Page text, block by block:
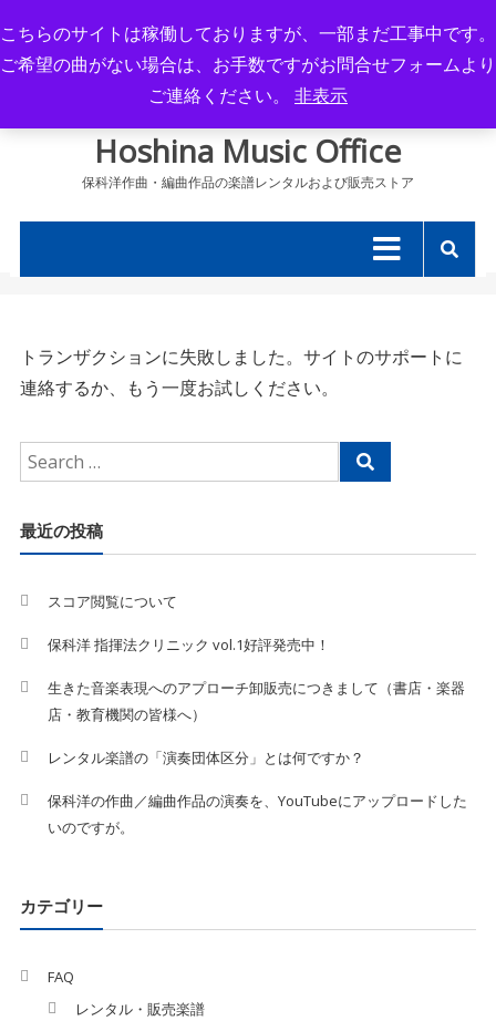
to
content
Hoshina Music Office
保科洋作曲・編曲作品の楽譜レンタルおよび販売ストア
トランザクションに失敗しました。サイトのサポートに
連絡するか、もう一度お試しください。
最近の投稿
スコア閲覧について
保科洋 指揮法クリニック vol.1好評発売中！
生きた音楽表現へのアプローチ卸販売につきまして（書店・楽器
店・教育機関の皆様へ）
レンタル楽譜の「演奏団体区分」とは何ですか？
保科洋の作曲／編曲作品の演奏を、YouTubeにアップロードした
いのですが。
カテゴリー
FAQ
レンタル・販売楽譜
こちらのサイトは稼働しておりますが、一部まだ工事中です。
ご希望の曲がない場合は、お手数ですがお問合せフォームより
ご連絡ください。 非表示